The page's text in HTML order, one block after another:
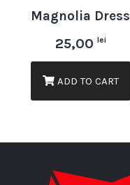
Magnolia Dress
25,00 lei
ADD TO CART